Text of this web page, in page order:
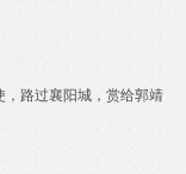
，路过襄阳城，赏给郭靖